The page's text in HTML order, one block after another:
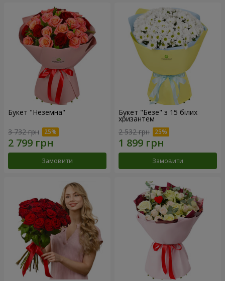
Букет "Неземна"
3 732 грн
Замовити
Букет "Безе" з 15 білих
хризантем
2 532 грн
Замовити